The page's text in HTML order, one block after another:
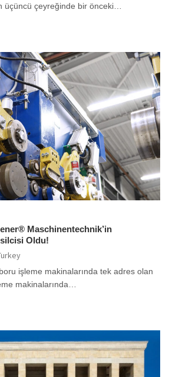
üçüncü çeyreğinde bir önceki…
Maschinentechnik’in
Oldu!
işleme makinalarında tek adres olan
makinalarında…